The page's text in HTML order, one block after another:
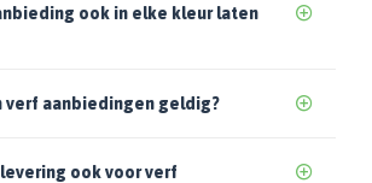
ook in elke kleur laten
verf aanbiedingen geldig?
ook voor verf